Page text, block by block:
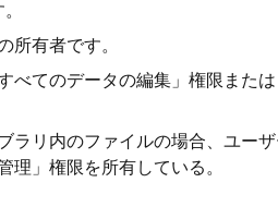
所有者です。
べてのデータの編集」権限また
ラリ内のファイルの場合、ユー
理」権限を所有している。